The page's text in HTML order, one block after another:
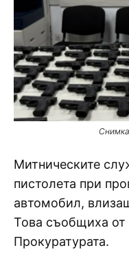
Митническите
пистолета при
автомобил,
Това съобщиха от
Прокуратурата.